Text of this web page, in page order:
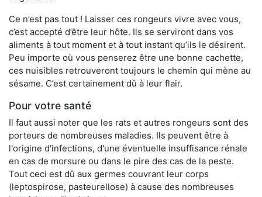
Ce n’est pas tout ! Laisser ces rongeurs vivre avec vous,
c’est accepté d’être leur hôte. Ils se serviront dans vos
aliments à tout moment et à tout instant qu’ils le désirent.
Peu importe où vous penserez être une bonne cachette,
ces nuisibles retrouveront toujours le chemin qui mène au
sésame. C’est certainement dû à leur flair.
Pour votre santé
Il faut aussi noter que les rats et autres rongeurs sont des
porteurs de nombreuses maladies. Ils peuvent être à
l'origine d'infections, d'une éventuelle insuffisance rénale
en cas de morsure ou dans le pire des cas de la peste.
Tout ceci est dû aux germes couvrant leur corps
(leptospirose, pasteurellose) à cause des nombreuses